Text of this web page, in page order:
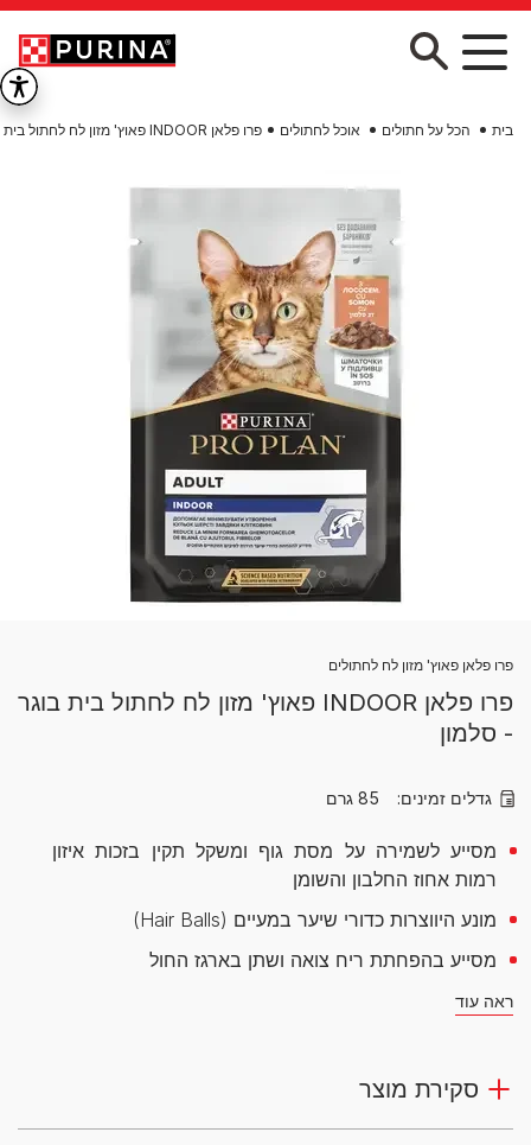
Skip to main content
בית הכל על חתולים אוכל לחתולים פרו פלאן INDOOR פאוץ' מזון לח לחתול בית בוגר - סלמון
פרו פלאן פאוץ' מזון לח לחתולים
פרו פלאן INDOOR פאוץ' מזון לח לחתול בית בוגר
- סלמון
גדלים זמינים: 85 גרם
מסייע לשמירה על מסת גוף ומשקל תקין בזכות איזון
רמות אחוז החלבון והשומן
מונע היווצרות כדורי שיער במעיים (Hair Balls)
מסייע בהפחתת ריח צואה ושתן בארגז החול
ראה עוד
סקירת מוצר